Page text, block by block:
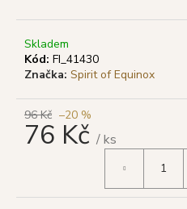
Skladem
Kód: FI_41430
Značka: Spirit of Equinox
96 Kč –20 %
76 Kč / ks
č
u
SANDAL